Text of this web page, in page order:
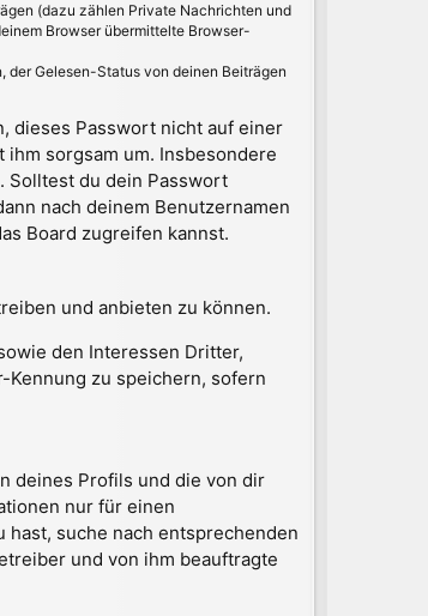
(dazu zählen Private Nachrichten und
Browser übermittelte Browser-
der Gelesen-Status von deinen Beiträgen
dieses Passwort nicht auf einer
sorgsam um. Insbesondere
Solltest du dein Passwort
nach deinem Benutzernamen
Board zugreifen kannst.
und anbieten zu können.
den Interessen Dritter,
zu speichern, sofern
deines Profils und die von dir
nur für einen
suche nach entsprechenden
und von ihm beauftragte